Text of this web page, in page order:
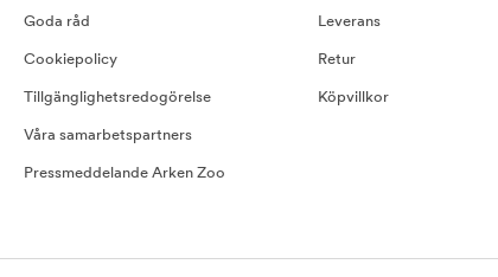
Goda råd
Cookiepolicy
Tillgänglighetsredogörelse
Våra samarbetspartners
Pressmeddelande Arken Zoo
Leverans
Retur
Köpvillkor